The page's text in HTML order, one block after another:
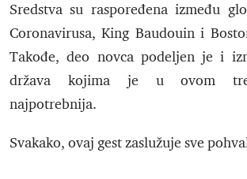
Sredstva su raspoređena između
Coronavirusa, King Baudouin i
Takođe, deo novca podeljen je i
država kojima je u ovom
najpotrebnija.
Svakako, ovaj gest zaslužuje sve